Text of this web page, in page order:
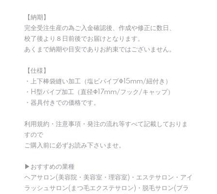
【納期】
完全受注生産の為ご入金確認後、作成や修正に数日、
校了後より８日前後でお届けとなります。
あくまで納期や目安でありお約束ではございません。
【仕様】
・上下棒袋縫い加工（塩ビパイプΦ15mm/紐付き）
・H型パイプ加工（直径Φ17mm/フック/キャップ）
・器具付きでの価格です。
利用規約・注意事項・発注の流れ等すべて記載しておりま
すので
ご購入前に必ずお読み下さいませ。
▶︎おすすめの業種
ヘアサロン(美容院・美容室・理容室)・エステサロン・アイ
ラッシュサロン(まつ毛エクステサロン)・脱毛サロン(ブラ